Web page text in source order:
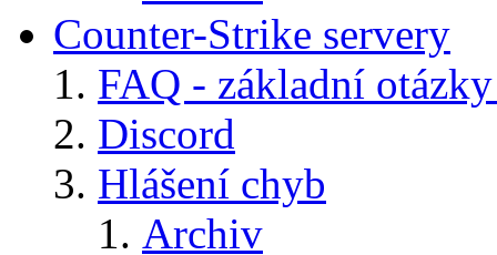
Counter-Strike servery
FAQ - základní
Discord
Hlášení chyb
Archiv